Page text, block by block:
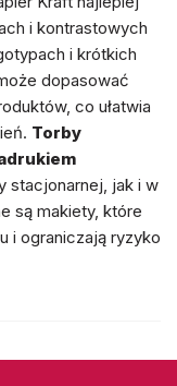
i kontrastowych
i krótkich
dopasować
co ułatwia
Torby
stacjonarnej, jak i w
są makiety, które
i ograniczają ryzyko